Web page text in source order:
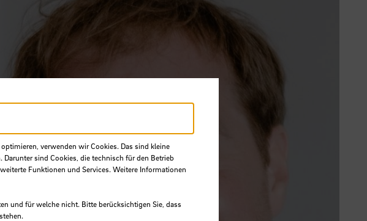
verwenden wir Cookies. Das sind kleine
sind Cookies, die technisch für den Betrieb
Funktionen und Services. Weitere Informationen
und für welche nicht. Bitte berücksichtigen Sie, dass